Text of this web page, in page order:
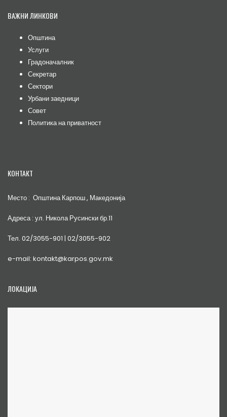
ВАЖНИ ЛИНКОВИ
Општина
Услуги
Градоначалник
Секретар
Сектори
Урбани заедници
Совет
Политика на приватност
КОНТАКТ
Место : Општина Карпош , Македонија
Адреса : ул. Никола Русински бр.11
Тел. 02/3055-901 | 02/3055-902
e-mail: kontakt@karpos.gov.mk
ЛОКАЦИЈА